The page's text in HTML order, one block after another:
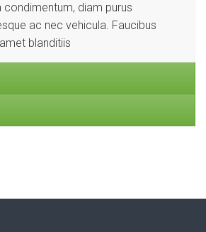
diam purus
ac nec vehicula. Faucibus
blanditiis